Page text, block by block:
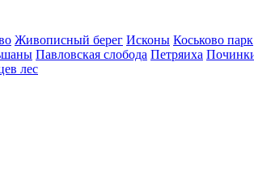
Живописный берег Исконы Коськово парк
Павловская слобода Петряиха
лес